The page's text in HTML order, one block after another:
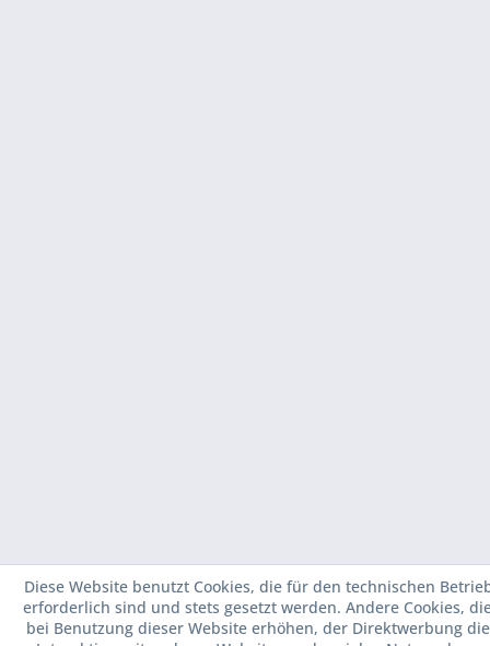
Diese Website benutzt Cookies, die für den technischen
erforderlich sind und stets gesetzt werden. Andere Cookies,
bei Benutzung dieser Website erhöhen, der Direktwerbung